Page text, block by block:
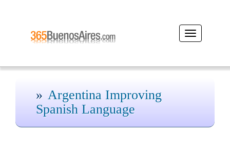
Desplegar
navegación
Argentina Improving
Spanish Language